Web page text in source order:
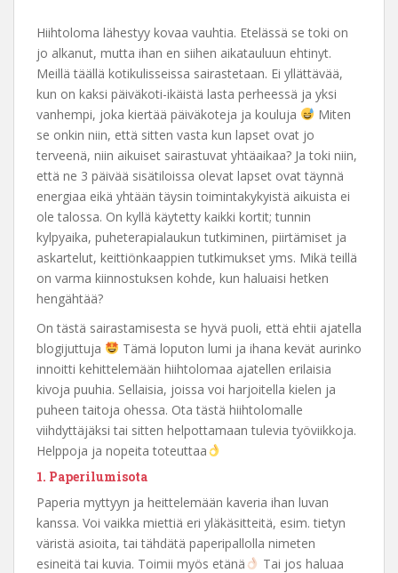
Hiihtoloma lähestyy kovaa vauhtia. Etelässä se toki on
jo alkanut, mutta ihan en siihen aikatauluun ehtinyt.
Meillä täällä kotikulisseissa sairastetaan. Ei yllättävää,
kun on kaksi päiväkoti-ikäistä lasta perheessä ja yksi
vanhempi, joka kiertää päiväkoteja ja kouluja
Miten
se onkin niin, että sitten vasta kun lapset ovat jo
terveenä, niin aikuiset sairastuvat yhtäaikaa? Ja toki niin,
että ne 3 päivää sisätiloissa olevat lapset ovat täynnä
energiaa eikä yhtään täysin toimintakykyistä aikuista ei
ole talossa. On kyllä käytetty kaikki kortit; tunnin
kylpyaika, puheterapialaukun tutkiminen, piirtämiset ja
askartelut, keittiönkaappien tutkimukset yms. Mikä teillä
on varma kiinnostuksen kohde, kun haluaisi hetken
hengähtää?
On tästä sairastamisesta se hyvä puoli, että ehtii ajatella
blogijuttuja
Tämä loputon lumi ja ihana kevät aurinko
innoitti kehittelemään hiihtolomaa ajatellen erilaisia
kivoja puuhia. Sellaisia, joissa voi harjoitella kielen ja
puheen taitoja ohessa. Ota tästä hiihtolomalle
viihdyttäjäksi tai sitten helpottamaan tulevia työviikkoja.
Helppoja ja nopeita toteuttaa
1. Paperilumisota
Paperia myttyyn ja heittelemään kaveria ihan luvan
kanssa. Voi vaikka miettiä eri yläkäsitteitä, esim. tietyn
väristä asioita, tai tähdätä paperipallolla nimeten
esineitä tai kuvia. Toimii myös etänä
Tai jos haluaa